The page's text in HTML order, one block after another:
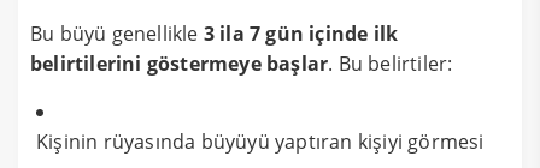
Bu büyü genellikle 3 ila 7 gün içinde ilk
belirtilerini göstermeye başlar. Bu belirtiler:
Kişinin rüyasında büyüyü yaptıran kişiyi görmesi